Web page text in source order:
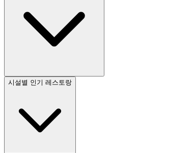
시설별 인기 레스토랑